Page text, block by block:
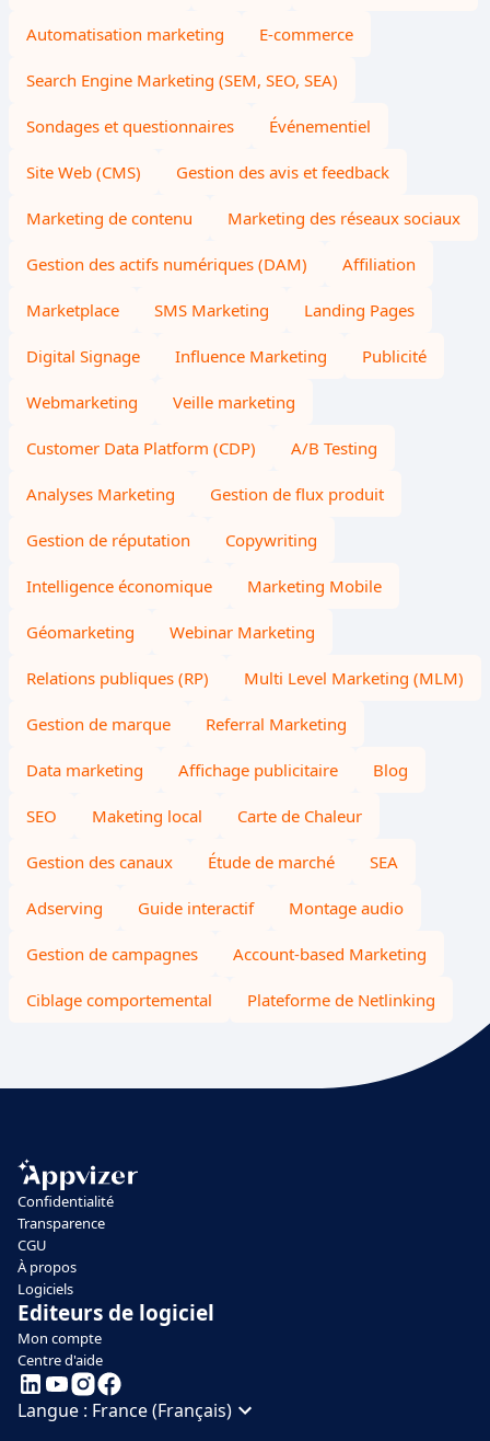
Automatisation marketing E-commerce
Search Engine Marketing (SEM, SEO, SEA)
Sondages et questionnaires Événementiel
Site Web (CMS) Gestion des avis et feedback
Marketing de contenu Marketing des réseaux sociaux
Gestion des actifs numériques (DAM) Affiliation
Marketplace SMS Marketing Landing Pages
Digital Signage Influence Marketing Publicité
Webmarketing Veille marketing
Customer Data Platform (CDP) A/B Testing
Analyses Marketing Gestion de flux produit
Gestion de réputation Copywriting
Intelligence économique Marketing Mobile
Géomarketing Webinar Marketing
Relations publiques (RP) Multi Level Marketing (MLM)
Gestion de marque Referral Marketing
Data marketing Affichage publicitaire Blog
SEO Maketing local Carte de Chaleur
Gestion des canaux Étude de marché SEA
Adserving Guide interactif Montage audio
Gestion de campagnes Account-based Marketing
Ciblage comportemental Plateforme de Netlinking
Confidentialité
Transparence
CGU
À propos
Logiciels
Editeurs de logiciel
Mon compte
Centre d'aide
Langue : France (Français)